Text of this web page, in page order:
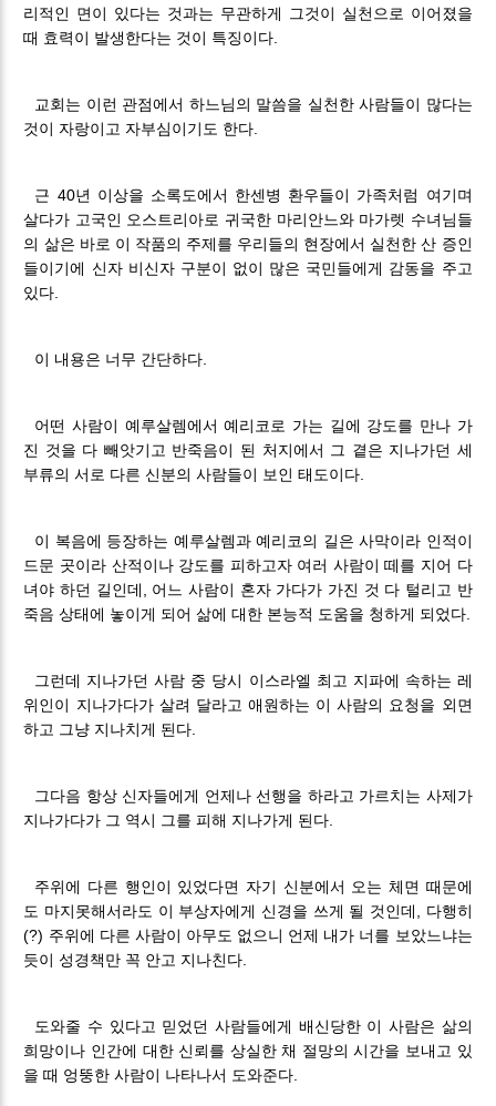
리적인 면이 있다는 것과는 무관하게 그것이 실천으로 이어졌을
때 효력이 발생한다는 것이 특징이다.
교회는 이런 관점에서 하느님의 말씀을 실천한 사람들이 많다는
것이 자랑이고 자부심이기도 한다.
근 40년 이상을 소록도에서 한센병 환우들이 가족처럼 여기며
살다가 고국인 오스트리아로 귀국한 마리안느와 마가렛 수녀님들
의 삶은 바로 이 작품의 주제를 우리들의 현장에서 실천한 산 증인
들이기에 신자 비신자 구분이 없이 많은 국민들에게 감동을 주고
있다.
이 내용은 너무 간단하다.
어떤 사람이 예루살렘에서 예리코로 가는 길에 강도를 만나 가
진 것을 다 빼앗기고 반죽음이 된 처지에서 그 곁은 지나가던 세
부류의 서로 다른 신분의 사람들이 보인 태도이다.
이 복음에 등장하는 예루살렘과 예리코의 길은 사막이라 인적이
드문 곳이라 산적이나 강도를 피하고자 여러 사람이 떼를 지어 다
녀야 하던 길인데, 어느 사람이 혼자 가다가 가진 것 다 털리고 반
죽음 상태에 놓이게 되어 삶에 대한 본능적 도움을 청하게 되었다.
그런데 지나가던 사람 중 당시 이스라엘 최고 지파에 속하는 레
위인이 지나가다가 살려 달라고 애원하는 이 사람의 요청을 외면
하고 그냥 지나치게 된다.
그다음 항상 신자들에게 언제나 선행을 하라고 가르치는 사제가
지나가다가 그 역시 그를 피해 지나가게 된다.
주위에 다른 행인이 있었다면 자기 신분에서 오는 체면 때문에
도 마지못해서라도 이 부상자에게 신경을 쓰게 될 것인데, 다행히
(?) 주위에 다른 사람이 아무도 없으니 언제 내가 너를 보았느냐는
듯이 성경책만 꼭 안고 지나친다.
도와줄 수 있다고 믿었던 사람들에게 배신당한 이 사람은 삶의
희망이나 인간에 대한 신뢰를 상실한 채 절망의 시간을 보내고 있
을 때 엉뚱한 사람이 나타나서 도와준다.